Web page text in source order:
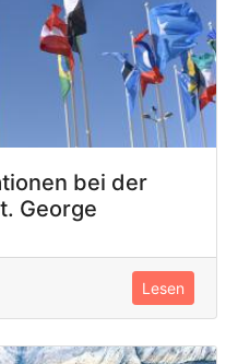
bei der
George
Lesen